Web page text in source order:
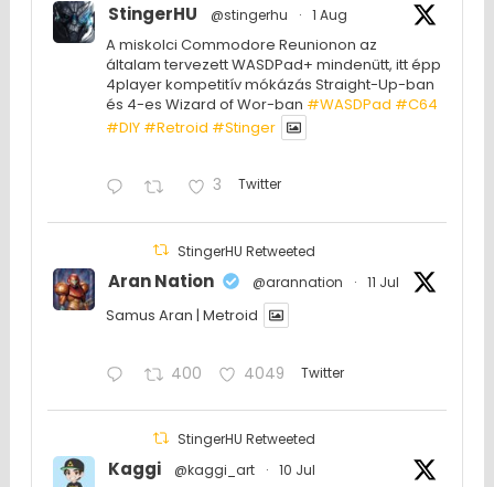
StingerHU @stingerhu · 1 Aug
A miskolci Commodore Reunionon az
általam tervezett WASDPad+ mindenütt, itt épp
4player kompetitív mókázás Straight-Up-ban
és 4-es Wizard of Wor-ban #WASDPad #C64
#DIY #Retroid #Stinger
3 Twitter
StingerHU Retweeted
Aran Nation @arannation · 11 Jul
Samus Aran | Metroid
400 4049 Twitter
StingerHU Retweeted
Kaggi @kaggi_art · 10 Jul